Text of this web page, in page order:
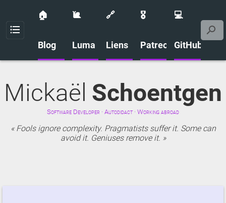
Menu
🏠
Blog
🐌
Luma
🔗
Liens
🎖️
Patreon
💻
GitHub
Mickaël Schoentgen
Software Developer · Autodidact · Working abroad
Fools ignore complexity. Pragmatists suffer it. Some can
avoid it. Geniuses remove it.